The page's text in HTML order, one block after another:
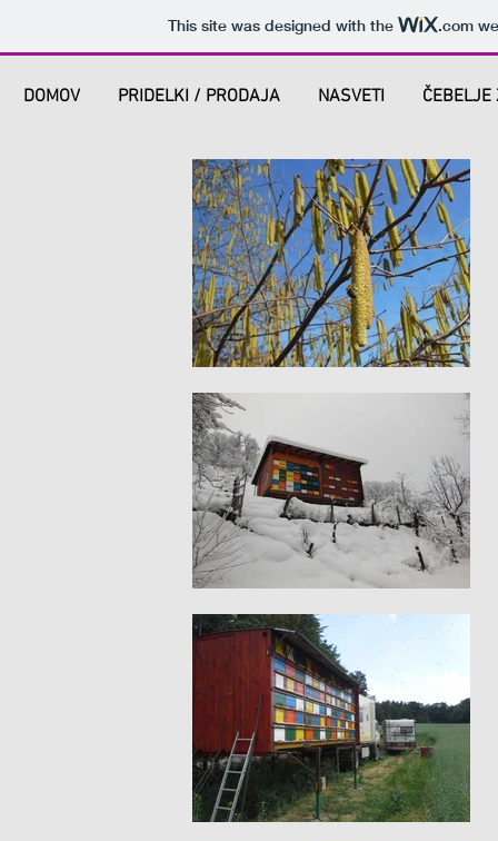
This site was designed with the .com
DOMOV PRIDELKI / PRODAJA NASVETI ČEBELJE